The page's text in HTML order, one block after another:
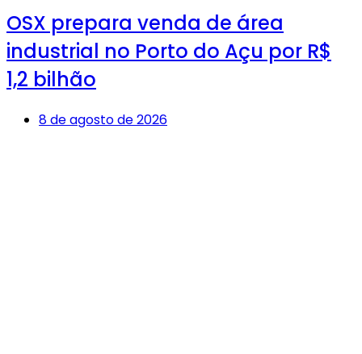
OSX prepara venda de área
industrial no Porto do Açu por R$
1,2 bilhão
8 de agosto de 2026